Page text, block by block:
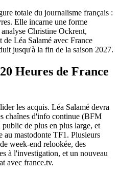
totale du journalisme français :
Elle incarne une forme
Christine Ockrent,
de Léa Salamé avec France
jusqu'à la fin de la saison 2027.
Heures de France
les acquis. Léa Salamé devra
chaînes d'info continue (BFM
de plus en plus large, et
au mastodonte TF1. Plusieurs
week-end relookée, des
à l'investigation, et un nouveau
avec france.tv.